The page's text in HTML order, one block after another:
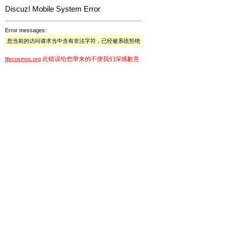
Discuz! Mobile System Error
Error messages:
您当前的访问请求当中含有非法字符，已经被系统拒绝
lifecosmos.org 此错误给您带来的不便我们深感歉意